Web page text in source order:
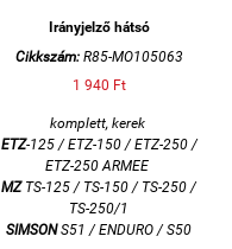
Irányjelző hátsó
Cikkszám:R85-MO105063
1 940 Ft
komplett, kerek
ETZ-125 / ETZ-150 / ETZ-250 /
ETZ-250 ARMEE
MZTS-125 / TS-150 / TS-250 /
TS-250/1
SIMSONS51 / ENDURO / S50